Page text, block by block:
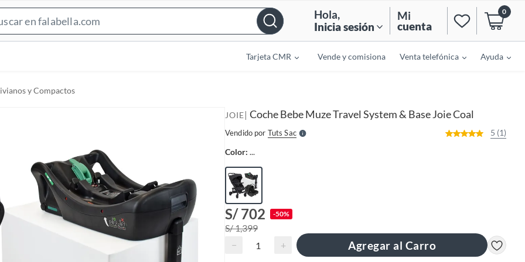
e
Hola,
Inicia sesión
Mi
cuenta
0
Tarjeta CMR Vende y comisiona Venta telefónica Ayuda
y Compactos
JOIE| Coche Bebe Muze Travel System & Base Joie Coal
Vendido por Tuts SacS
l
l
5 (1)
Color: ...
S/ 702 -50%
S/ 1,399
−
+ Agregar al Carro